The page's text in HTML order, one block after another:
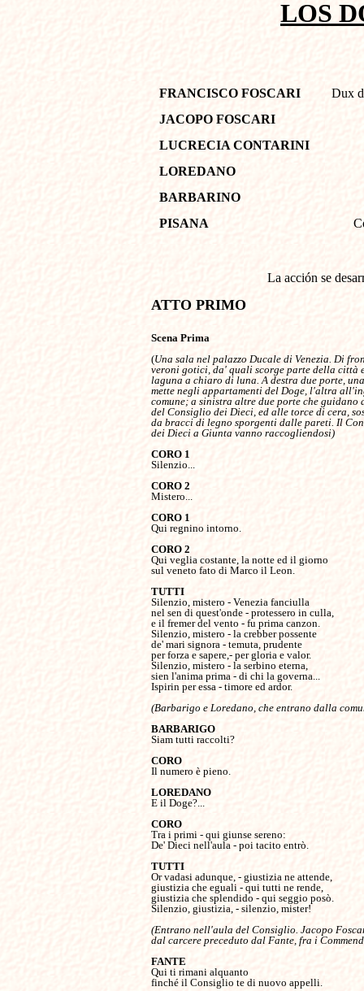
LOS
FRANCISCO FOSCARI
JACOPO FOSCARI
LUCRECIA CONTARINI
LOREDANO
BARBARINO
PISANA
Dux
La acción se
ATTO PRIMO
Scena Prima
(Una sala nel palazzo Ducale di Venezia. Di
veroni gotici, da' quali scorge parte della città
laguna a chiaro di luna. A destra due porte,
mette negli appartamenti del Doge, l'altra
comune; a sinistra altre due porte che
del Consiglio dei Dieci, ed alle torce di cera,
da bracci di legno sporgenti dalle pareti. Il
dei Dieci a Giunta vanno raccogliendosi)
Silenzio...
Mistero...
Qui regnino intorno.
Qui veglia costante, la notte ed il giorno
sul veneto fato di Marco il Leon.
TUTTI
Silenzio, mistero - Venezia fanciulla
nel sen di quest'onde - protessero in culla,
e il fremer del vento - fu prima canzon.
Silenzio, mistero - la crebber possente
de' mari signora - temuta, prudente
per forza e sapere,- per gloria e valor.
Silenzio, mistero - la serbino eterna,
sien l'anima prima - di chi la governa...
Ispirin per essa - timore ed ardor.
(Barbarigo e Loredano, che entrano dalla
BARBARIGO
Siam tutti raccolti?
CORO
Il numero è pieno.
LOREDANO
E il Doge?...
CORO
Tra i primi - qui giunse sereno:
De' Dieci nell'aula - poi tacito entrò.
TUTTI
Or vadasi adunque, - giustizia ne attende,
giustizia che eguali - qui tutti ne rende,
giustizia che splendido - qui seggio posò.
Silenzio, giustizia, - silenzio, mister!
(Entrano nell'aula del Consiglio. Jacopo
dal carcere preceduto dal Fante, fra i
Qui ti rimani alquanto
finché il Consiglio te di nuovo appelli.